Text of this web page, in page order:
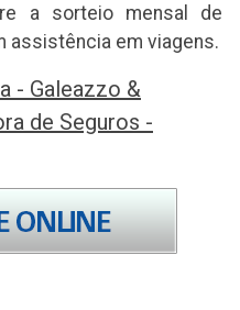
a sorteio mensal de
assistência em viagens.